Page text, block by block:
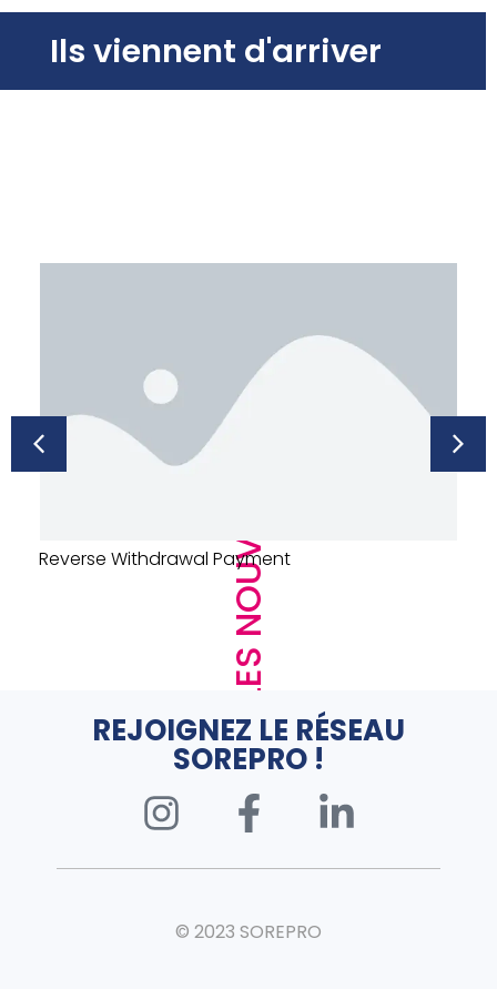
Ils viennent d'arriver
LES NOUVEAUTÉS
URINOIR DECLENCHEMENT AUTO – PRESTO –
SENSAO – ALUMINIUM
REJOIGNEZ LE RÉSEAU
SOREPRO !
© 2023 SOREPRO